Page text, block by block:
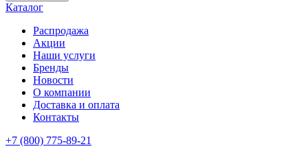
Каталог
Распродажа
Акции
Наши услуги
Бренды
Новости
О компании
Доставка и оплата
Контакты
+7 (800) 775-89-21